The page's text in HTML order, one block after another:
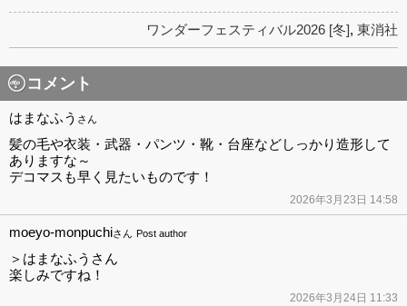
ワンダーフェスティバル2026 [冬], 東消社
コメント
はまなふう さん
髪の毛や衣装・武器・パンツ・靴・台座などしっかり造形して
ありますな～
デコマスも早く見たいものです！
2026年3月23日 14:58
moeyo-monpuchiさん Post author
＞はまなふうさん
楽しみですね！
2026年3月24日 11:33